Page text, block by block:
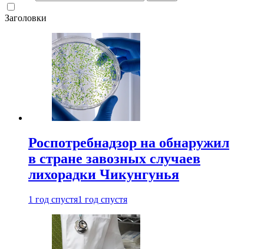
Заголовки
Роспотребнадзор на обнаружил
в стране завозных случаев
лихорадки Чикунгунья
1 год спустя1 год спустя